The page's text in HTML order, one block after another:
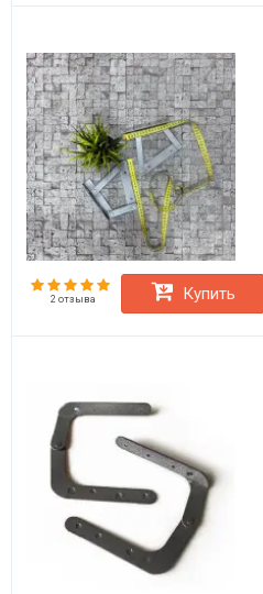
2 отзыва Купить